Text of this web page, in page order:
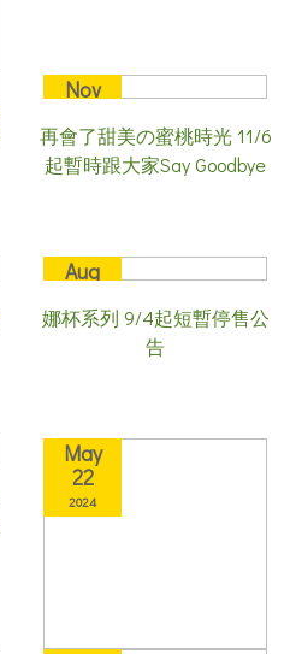
Nov
2024
再會了甜美の蜜桃時光 11/6
起暫時跟大家Say Goodbye
Aug
2024
娜杯系列 9/4起短暫停售公
告
May
22
2024